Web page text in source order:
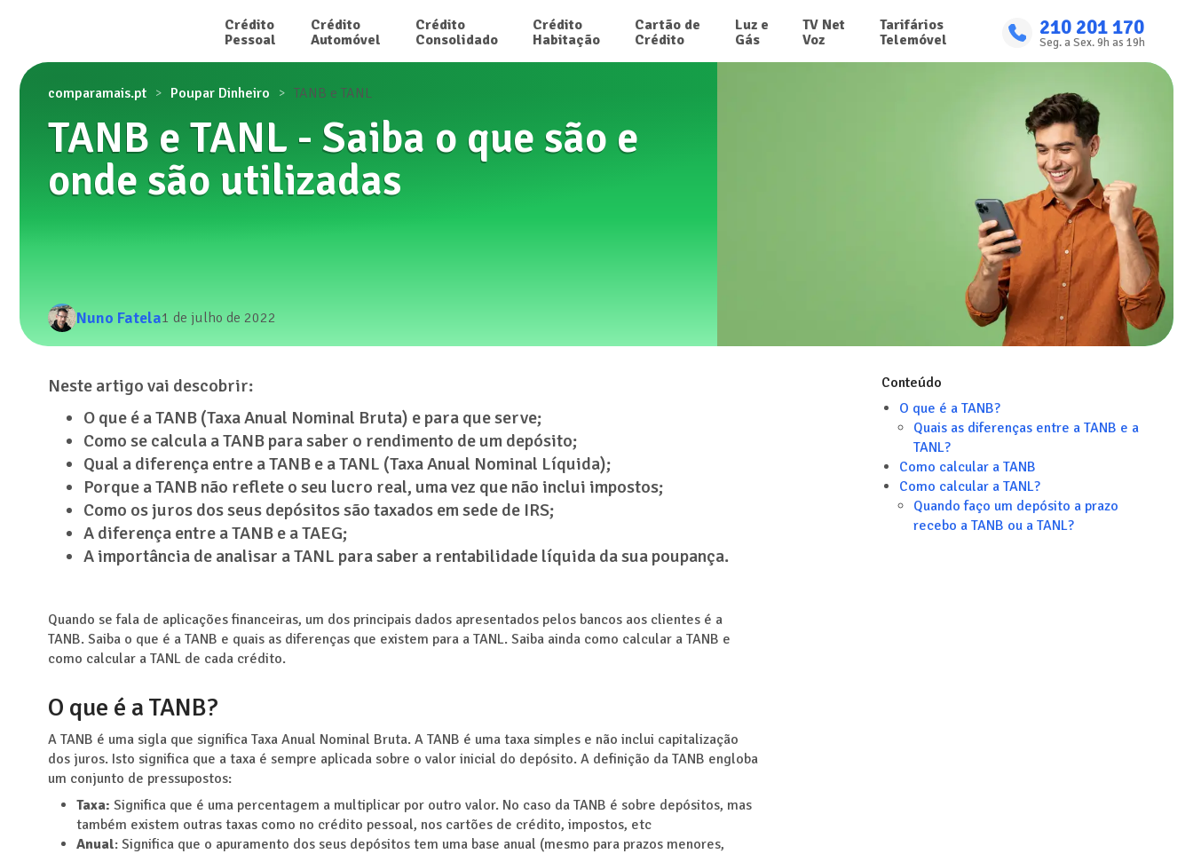
Crédito
Pessoal
Crédito
Automóvel
Crédito
Consolidado
Crédito
Habitação
Cartão de
Crédito
Luz e
Gás
TV Net
Voz
Tarifários
Telemóvel
210 201 170
Seg. a Sex. 9h as 19h
comparamais.pt Poupar Dinheiro TANB e TANL
TANB e TANL - Saiba o que são e
onde são utilizadas
Nuno Fatela1 de julho de 2022
Conteúdo
O que é a TANB?
Quais as diferenças entre a TANB e a
TANL?
Como calcular a TANB
Como calcular a TANL?
Quando faço um depósito a prazo
recebo a TANB ou a TANL?
Neste artigo vai descobrir:
O que é a TANB (Taxa Anual Nominal Bruta) e para que serve;
Como se calcula a TANB para saber o rendimento de um depósito;
Qual a diferença entre a TANB e a TANL (Taxa Anual Nominal Líquida);
Porque a TANB não reflete o seu lucro real, uma vez que não inclui impostos;
Como os juros dos seus depósitos são taxados em sede de IRS;
A diferença entre a TANB e a TAEG;
A importância de analisar a TANL para saber a rentabilidade líquida da sua poupança.
Quando se fala de aplicações financeiras, um dos principais dados apresentados pelos bancos aos clientes é a
TANB. Saiba o que é a TANB e quais as diferenças que existem para a TANL. Saiba ainda como calcular a TANB e
como calcular a TANL de cada crédito.
O que é a TANB?
A TANB é uma sigla que significa Taxa Anual Nominal Bruta. A TANB é uma taxa simples e não inclui capitalização
dos juros. Isto significa que a taxa é sempre aplicada sobre o valor inicial do depósito. A definição da TANB engloba
um conjunto de pressupostos:
Taxa: Significa que é uma percentagem a multiplicar por outro valor. No caso da TANB é sobre depósitos, mas
também existem outras taxas como no crédito pessoal, nos cartões de crédito, impostos, etc
Anual: Significa que o apuramento dos seus depósitos tem uma base anual (mesmo para prazos menores,